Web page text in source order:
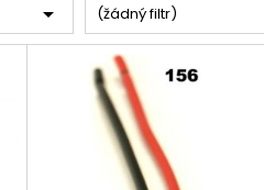
 (žádný filtr)